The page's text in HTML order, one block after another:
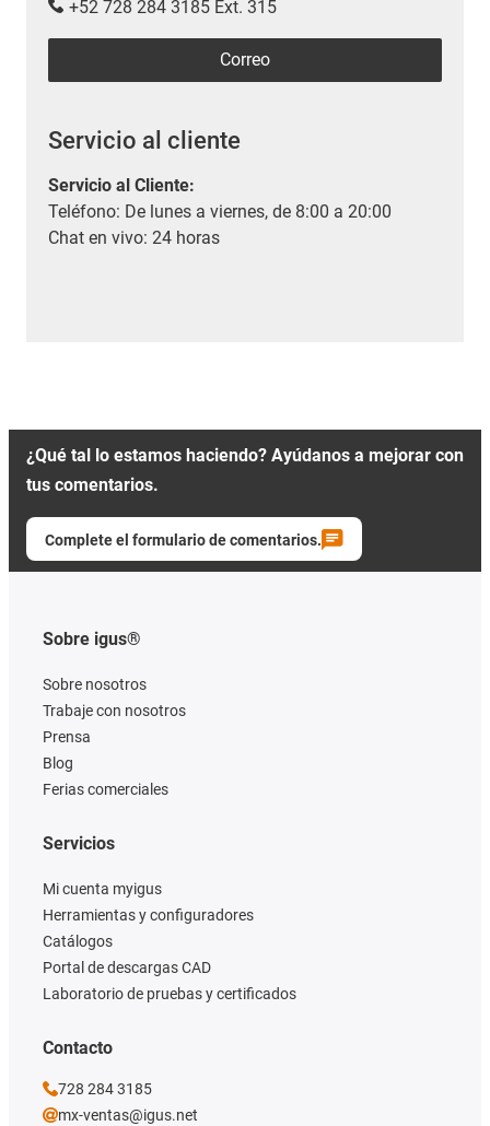
+52 728 284 3185 Ext. 315
Correo
Servicio al cliente
Servicio al Cliente:
Teléfono: De lunes a viernes, de 8:00 a 20:00
Chat en vivo: 24 horas
¿Qué tal lo estamos haciendo? Ayúdanos a mejorar con
tus comentarios.
Complete el formulario de comentarios.
Sobre igus®
Sobre nosotros
Trabaje con nosotros
Prensa
Blog
Ferias comerciales
Servicios
Mi cuenta myigus
Herramientas y configuradores
Catálogos
Portal de descargas CAD
Laboratorio de pruebas y certificados
Contacto
728 284 3185
mx-ventas@igus.net